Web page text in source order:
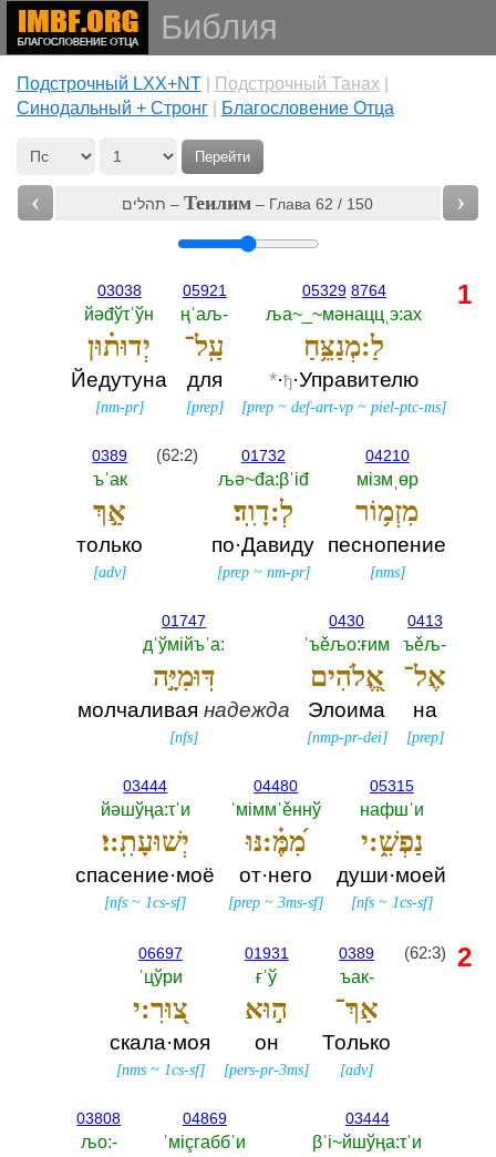
Библия
Подстрочный LXX+NT| Подстрочный Танах
Cинодальный + Стронг| Благословение Отца
Перейти
‹ תהלים –Теилим – Глава 62 / 150 ›
05329 8764
ља~_~мәнаццˌэ:ах
לַ:מְנַצֵּ֥חַ
*·ђ·Управителю
[prep ~def-art-vp ~piel-ptc-ms]
05921
ңˈаљ-‎
עַֽל־
для
[prep]
03038
йәđўτˈўн
יְדוּת֗וּן
Йедутуна
[nm-pr]
04210
мiзмˌөр
מִזְמ֥וֹר
песнопение
[nms]
01732
љә~đа:βˈiđ
לְ:דָוִֽד׃
по·Давиду
[prep~ nm-pr]
(62:2)
0389
ъˈак
אַ֣ךְ
только
[adv]
0413
ъěљ-‎
אֶל־
на
[prep]
0430
ˈъěљо:ғим
אֱ֭לֹהִים
Элоима
[nmp-pr-dei]
01747
дˈўмiйъˈа:‎
דּֽוּמִיָּ֣ה
молчаливаянадежда
[nfs]
05315
нафшˈи
נַפְשִׁ֑:י
души·моей
[nfs~ 1cs-sf]
04480
ˈмiммˈěннў
מִ֝מֶּ֗:נּוּ
от·него
[prep ~3ms-sf]
03444
йәшўңа:τˈи
יְשׁוּעָתִֽ:י׃
спасение·моё
[nfs ~1cs-sf]
1
(62:3)
0389
ъак-‎
אַךְ־
Только
[adv]
01931
ғˈў
ה֣וּא
он
[pers-pr-3ms]
06697
ˈцўри
צ֭וּרִ:י
скала·моя
[nms~ 1cs-sf]
03444
βˈi~йшўңа:τˈи
04869
ˈмiçгаббˈи
03808
љо:-‎
2